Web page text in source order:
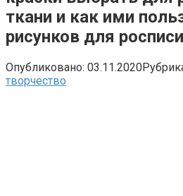
ткани и как ими
рисунков для
Опубликовано: 03.11.2020
творчество